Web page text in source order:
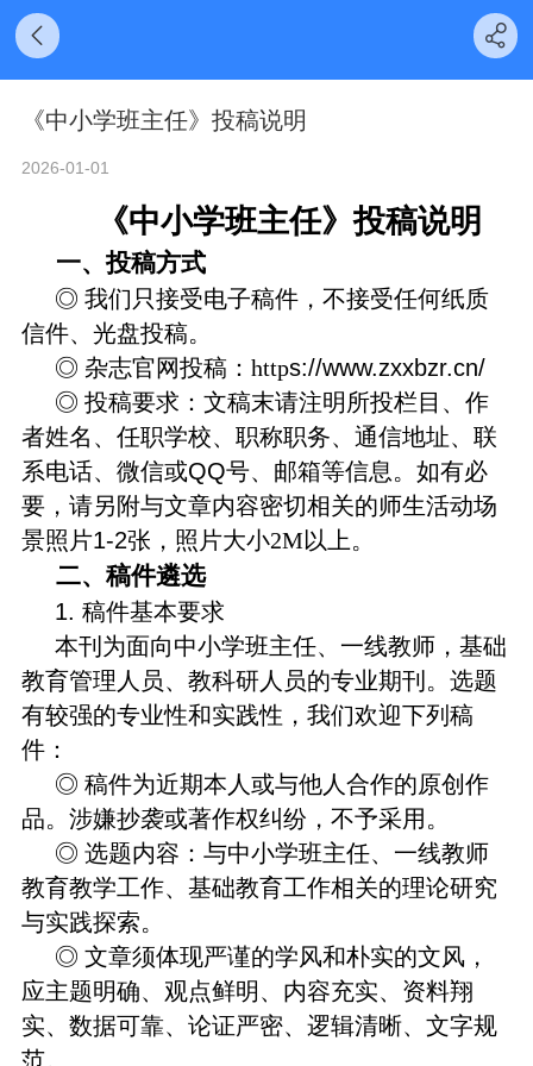
《中小学班主任》投稿说明
2026-01-01
《中小学班主任》投稿说明
一、投稿方式
◎我们只接受电子稿件，不接受任何纸质
信件、光盘投稿。
◎ 杂志官网投稿：https://www.zxxbzr.cn/
◎投稿要求：文稿末请注明所投栏目、作
者姓名 、任职学校、职称职务、通信地址、联
系电话、微信或QQ号、邮箱等信息。如有必
要，请另附与文章内容密切相关的师生活动场
景照片1-2张，照片大小2M以上。
二、稿件遴选
1.稿件基本要求
本刊为面向中小学班主任、一线教师，基础
教育管理人员、教科研人员的专业期刊。选题
有较强的专业性和实践性，我们欢迎下列稿
件：
◎稿件为近期本人或与他人合作的原创作
品。涉嫌抄袭或著作权纠纷，不予采用。
◎选题内容：与中小学班主任、一线教师
教育教学工作、基础教育工作相关的理论研究
与实践探索。
◎文章须体现严谨的学风和朴实的文风，
应主题明确、观点鲜明、内容充实、资料翔
实、数据可靠、论证严密、逻辑清晰、文字规
范。